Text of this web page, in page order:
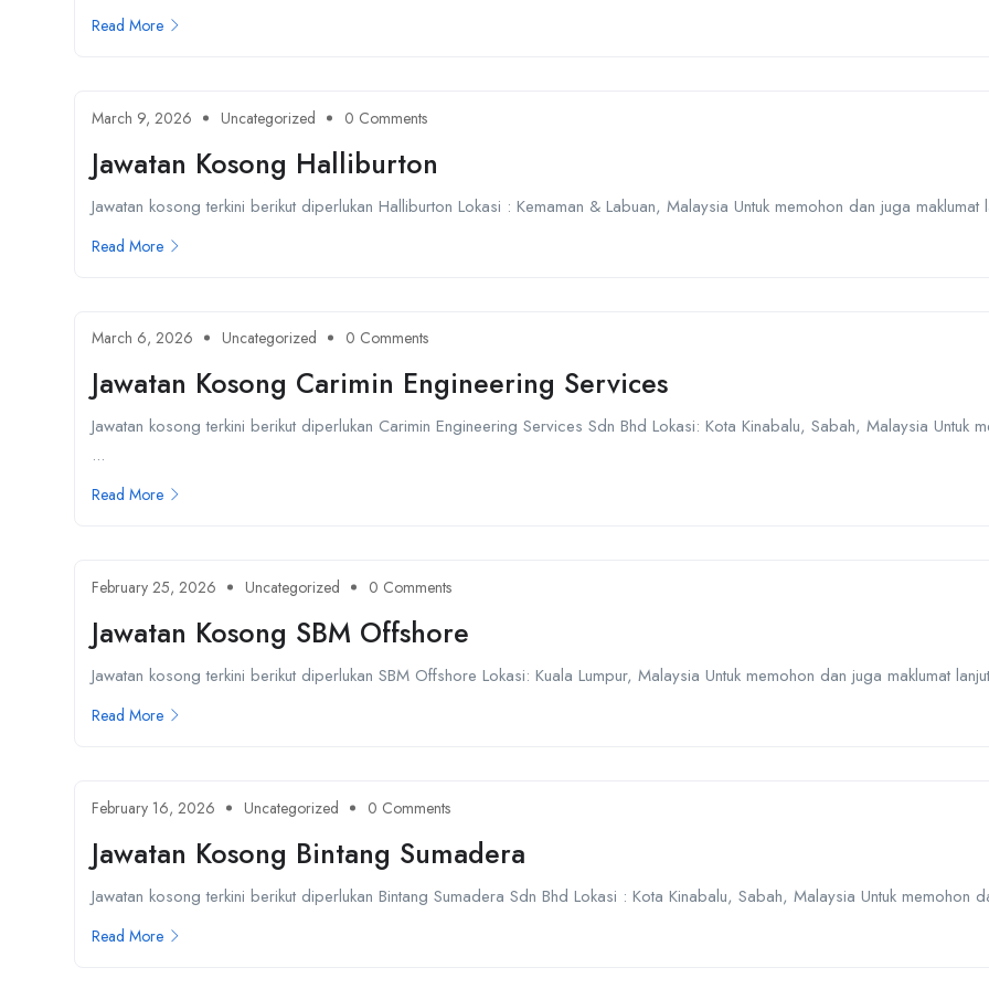
Read More
March 9, 2026 Uncategorized 0 Comments
Jawatan Kosong Halliburton
Jawatan kosong terkini berikut diperlukan Halliburton Lokasi : Kemaman & Labuan, Malaysia Untuk memohon dan juga
Read More
March 6, 2026 Uncategorized 0 Comments
Jawatan Kosong Carimin Engineering Services
Jawatan kosong terkini berikut diperlukan Carimin Engineering Services Sdn Bhd Lokasi: Kota Kinabalu, Sabah, Malaysia Untuk
...
Read More
February 25, 2026 Uncategorized 0 Comments
Jawatan Kosong SBM Offshore
Jawatan kosong terkini berikut diperlukan SBM Offshore Lokasi: Kuala Lumpur, Malaysia Untuk memohon dan juga maklumat
Read More
February 16, 2026 Uncategorized 0 Comments
Jawatan Kosong Bintang Sumadera
Jawatan kosong terkini berikut diperlukan Bintang Sumadera Sdn Bhd Lokasi : Kota Kinabalu, Sabah, Malaysia Untuk memohon
Read More